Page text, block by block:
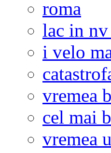
roma
lac in
i velo
vremea
cel mai
vremea